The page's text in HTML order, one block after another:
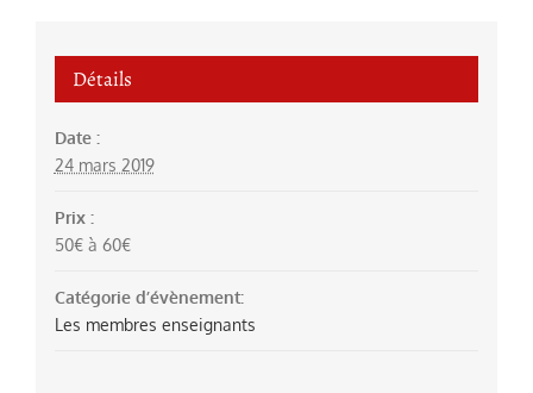
Détails
Date :
24 mars 2019
Prix :
50€ à 60€
Catégorie d’évènement:
Les membres enseignants